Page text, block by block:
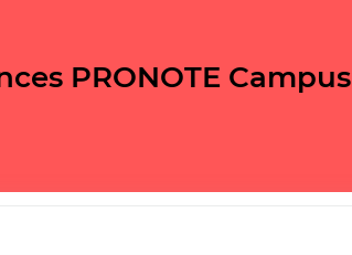
PRONOTE Campus